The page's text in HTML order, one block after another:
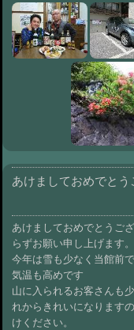
あけましておめでとう
あけましておめでとうご
らずお願い申し上げます。
今年は雪も少なく当館前
気温も高めです
山に入られるお客さんも
れからきれいになります
けください。
た
池
ま
た
#90: